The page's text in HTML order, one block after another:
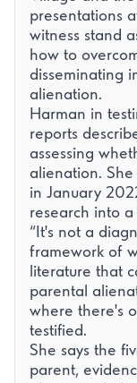
presentations
witness stand
how to
disseminating
alienation.
Harman in
reports
assessing
alienation.
in January
research into
“It's not a
framework of
literature that
parental
where there's
testified.
She says the
parent,